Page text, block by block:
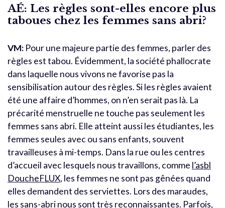
AÉ: Les règles sont-elles encore plus
taboues chez les femmes sans abri?
VM: Pour une majeure partie des femmes, parler des
règles est tabou. Évidemment, la société phallocrate
dans laquelle nous vivons ne favorise pas la
sensibilisation autour des règles. Si les règles avaient
été une affaire d’hommes, on n’en serait pas là. La
précarité menstruelle ne touche pas seulement les
femmes sans abri. Elle atteint aussi les étudiantes, les
femmes seules avec ou sans enfants, souvent
travailleuses à mi-temps. Dans la rue ou les centres
d’accueil avec lesquels nous travaillons, comme l’asbl
DoucheFLUX, les femmes ne sont pas gênées quand
elles demandent des serviettes. Lors des maraudes,
les sans-abri nous sont très reconnaissantes. Parfois,